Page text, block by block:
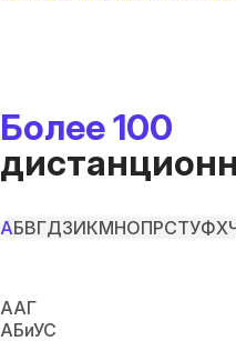
Более 100
АБВГДЗИКМНОПРСТУФХ
ААГ
АБиУС